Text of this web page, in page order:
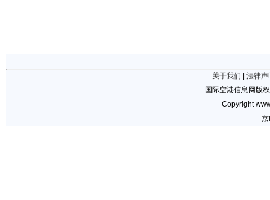
关于我们
法律声
国际空港信息网版
Copyright